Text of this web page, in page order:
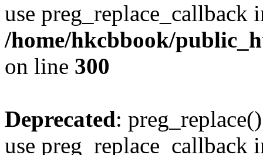
use preg_replace_callback
/home/hkcbbook/
on line 300
Deprecated:
use preg_replace_callback